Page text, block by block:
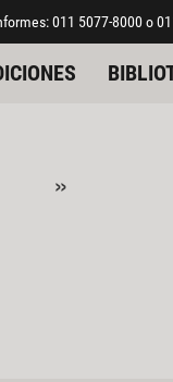
011 5077-8000 o
»